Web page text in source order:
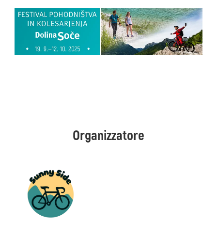
Organizzatore